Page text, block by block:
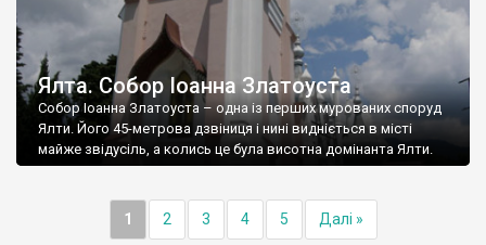
Ялта. Собор Іоанна Златоуста
Собор Іоанна Златоуста – одна із перших мурованих споруд
Ялти. Його 45-метрова дзвіниця і нині видніється в місті
майже звідусіль, а колись це була висотна домінанта Ялти.
1 2 3 4 5 Далі »